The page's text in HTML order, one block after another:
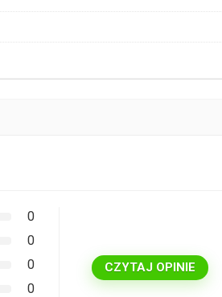
0
0
0
0
CZYTAJ OPINIE